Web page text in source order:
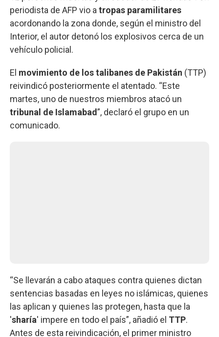
periodista de AFP vio a tropas paramilitares
acordonando la zona donde, según el ministro del
Interior, el autor detonó los explosivos cerca de un
vehículo policial.
El movimiento de los talibanes de Pakistán (TTP)
reivindicó posteriormente el atentado. “Este
martes, uno de nuestros miembros atacó un
tribunal de Islamabad”, declaró el grupo en un
comunicado.
“Se llevarán a cabo ataques contra quienes dictan
sentencias basadas en leyes no islámicas, quienes
las aplican y quienes las protegen, hasta que la
'sharía' impere en todo el país”, añadió el TTP.
Antes de esta reivindicación, el primer ministro